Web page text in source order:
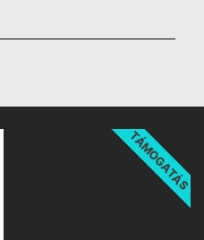
TÁMOGATÁS